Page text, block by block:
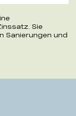
Sie
Sanierungen und